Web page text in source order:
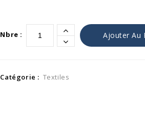
Nbre : Ajouter Au
Catégorie : Textiles